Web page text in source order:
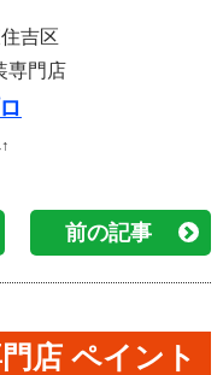
吉区
専門店
前の記事
店 ペイント